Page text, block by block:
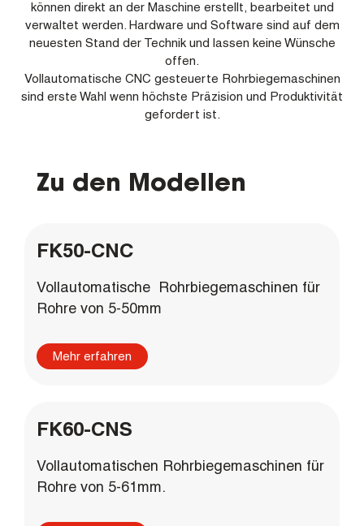
können direkt an der Maschine erstellt, bearbeitet und
verwaltet werden. Hardware und Software sind auf dem
neuesten Stand der Technik und lassen keine Wünsche
offen.
Vollautomatische CNC gesteuerte Rohrbiegemaschinen
sind erste Wahl wenn höchste Präzision und Produktivität
gefordert ist.
Zu den Modellen
FK50-CNC
Vollautomatische Rohrbiegemaschinen für
Rohre von 5-50mm
Mehr erfahren
FK60-CNS
Vollautomatischen Rohrbiegemaschinen für
Rohre von 5-61mm.